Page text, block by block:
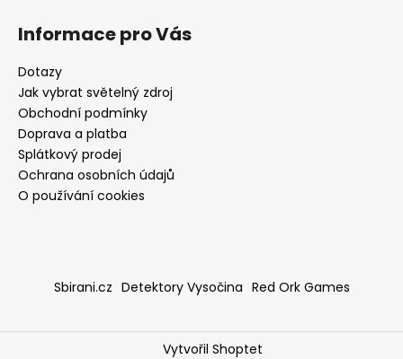
t
ř
e
b
u
j
e
t
e
t
Informace pro Vás
Dotazy
Jak vybrat světelný zdroj
Obchodní podmínky
Doprava a platba
Splátkový prodej
Ochrana osobních údajů
O používání cookies
Sbirani.cz Detektory Vysočina Red Ork Games
Vytvořil Shoptet